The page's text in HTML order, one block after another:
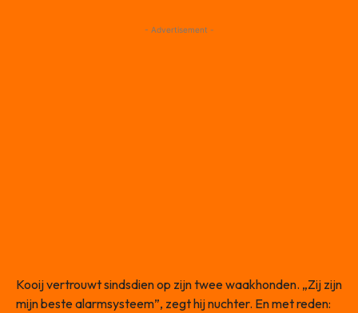
- Advertisement -
Kooij vertrouwt sindsdien op zijn twee waakhonden. „Zij zijn
mijn beste alarmsysteem”, zegt hij nuchter. En met reden: